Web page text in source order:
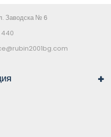
Заводска № 6
440